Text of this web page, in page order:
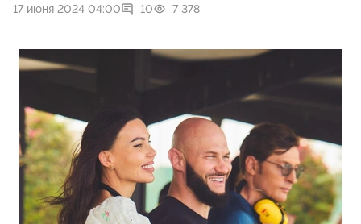
17 июня 2024 04:00 10 7 378